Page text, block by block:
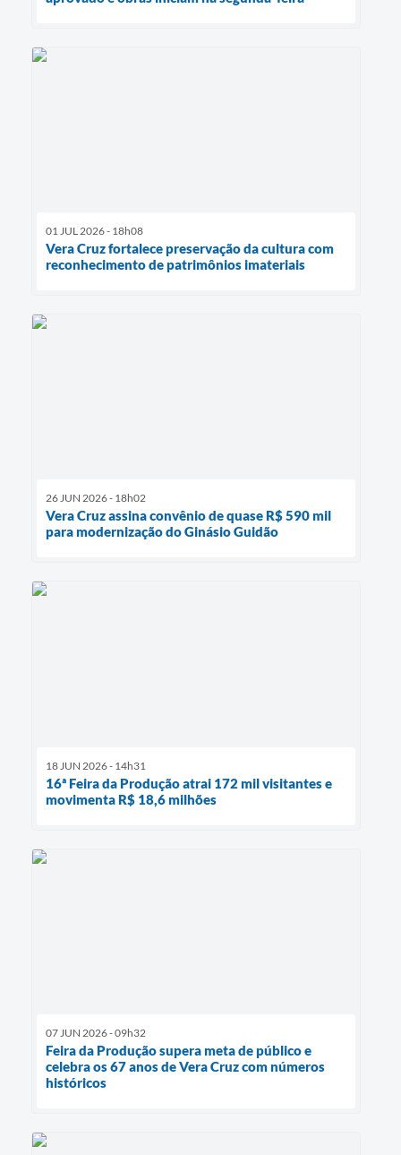
01 JUL 2026 - 18h08
Vera Cruz fortalece preservação da cultura com
reconhecimento de patrimônios imateriais
26 JUN 2026 - 18h02
Vera Cruz assina convênio de quase R$ 590 mil
para modernização do Ginásio Guidão
18 JUN 2026 - 14h31
16ª Feira da Produção atrai 172 mil visitantes e
movimenta R$ 18,6 milhões
07 JUN 2026 - 09h32
Feira da Produção supera meta de público e
celebra os 67 anos de Vera Cruz com números
históricos